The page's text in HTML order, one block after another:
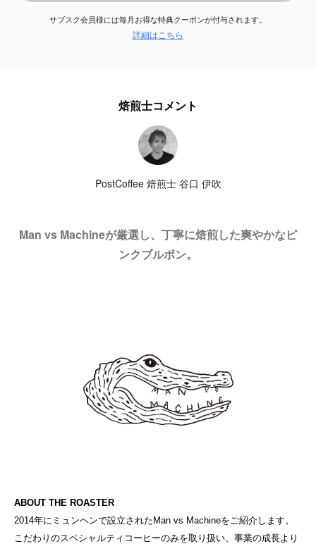
サブスク会員様には毎月お得な特典クーポンが付与されます。
詳細はこちら
焙煎士コメント
PostCoffee 焙煎士 谷口 伊吹
Man vs Machineが厳選し、丁寧に焙煎した爽やかなピ
ンクブルボン。
ABOUT THE ROASTER
2014年にミュンヘンで設立されたMan vs Machineをご紹介します。
こだわりのスペシャルティコーヒーのみを取り扱い、事業の成長より